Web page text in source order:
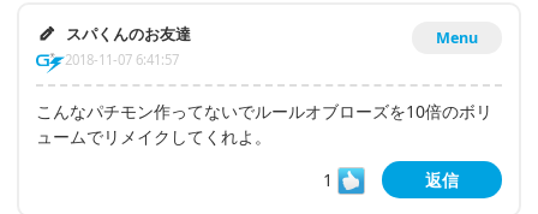
Menu
スパくんのお友達
2018-11-07 6:41:57
こんなパチモン作ってないでルールオブローズを10倍のボリ
ュームでリメイクしてくれよ。
1
返信